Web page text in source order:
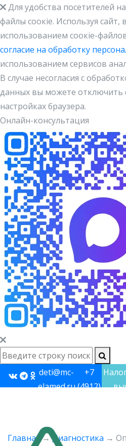
Для удобства посетителей
файлы cоокіe. Используя сайт,
использованием соокіе-
согласие на обработку
использованием сервисов
В случае несогласия с
данных вы можете отключить
настройках браузера.
Онлайн-консультация
deti@mc-
elamed.ru
+7
(4912)
Главная →Диагностика →